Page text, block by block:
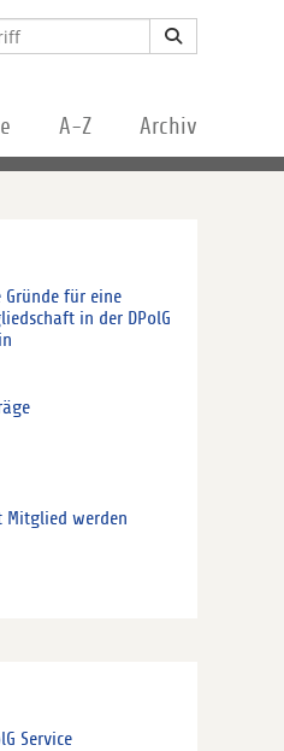
A-Z Archiv
Gründe für eine
in der DPolG
Mitglied werden
Service